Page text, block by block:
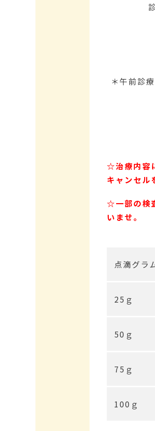
＊午前診
☆治療内容
キャンセル
☆一部の検
いませ。
点滴グラ
25ｇ
50ｇ
75ｇ
100ｇ